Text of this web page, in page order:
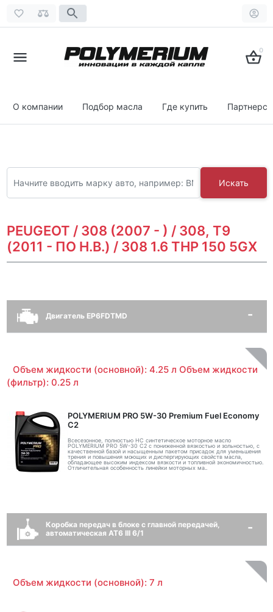
0
О компании Подбор масла Где купить
Искать
PEUGEOT / 308 (2007 - ) / 308, T9
(2011 - ПО Н.В.) / 308 1.6 THP 150 5GX
Двигатель EP6FDTMD
Объем жидкости (основной): 4.25 л Объем жидкости
(фильтр): 0.25 л
POLYMERIUM PRO 5W-30 Premium Fuel Economy
С2
Всесезонное, полностью HC синтетическое моторное масло
POLYMERIUM PRO 5W-30 C2 с пониженной вязкостью и зольностью, с
качественной базой и насыщенным пакетом присадок для уменьшения
трения и повышения моющих и диспергирующих свойств масла,
обладающее высоким индексом вязкости и топливной экономичностью.
Отличительная особенность линейки моторных ма..
Коробка передач в блоке с главной передачей,
автоматическая AT6 III 6/1
Объем жидкости (основной): 7 л